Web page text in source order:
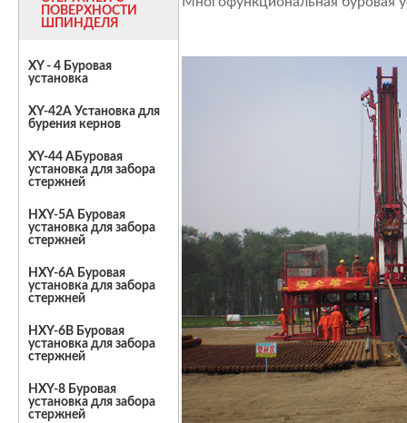
ПОВЕРХНОСТИ
ШПИНДЕЛЯ
XY - 4 Буровая
установка
XY-42A Установка для
бурения кернов
XY-44 AБуровая
установка для забора
стержней
HXY-5A Буровая
установка для забора
стержней
HXY-6A Буровая
установка для забора
стержней
HXY-6B Буровая
установка для забора
стержней
HXY-8 Буровая
установка для забора
стержней